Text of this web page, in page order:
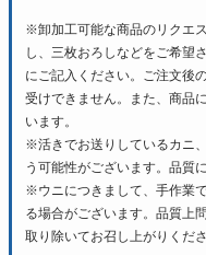
※卸加工可能な商品のリクエ
し、三枚おろしなどをご希望
にご記入ください。ご注文後
受けできません。また、商品
います。
※活きでお送りしているカニ
う可能性がございます。品質
※ウニにつきまして、手作業
る場合がございます。品質上
取り除いてお召し上がりくださ